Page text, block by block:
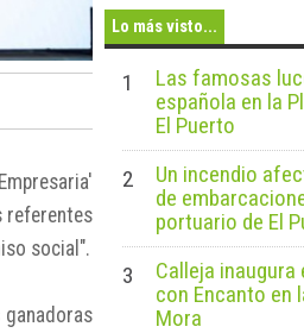
referentes
social".
Lo más visto...
1
Las famosas
española en la
El Puerto
2
Un incendio
de
portuario de El
3
Calleja
con Encanto en
Mora